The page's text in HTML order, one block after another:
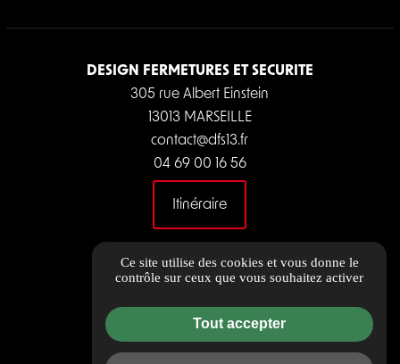
DESIGN FERMETURES ET SECURITE
305 rue Albert Einstein
13013 MARSEILLE
contact@dfs13.fr
04 69 00 16 56
Itinéraire
Guide local
Charte de qualité
Ce site utilise des cookies et vous donne le
contrôle sur ceux que vous souhaitez activer
Tout accepter